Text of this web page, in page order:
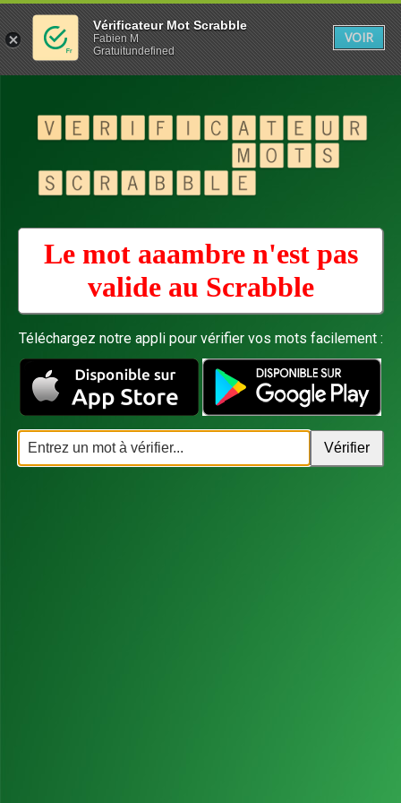
Le mot aaambre n'est pas
valide au Scrabble
Téléchargez notre appli pour vérifier vos mots facilement :
Vérificateur Mot Scrabble
Fabien M
Gratuitundefined
VOIR